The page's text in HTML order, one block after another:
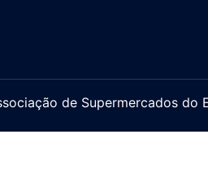
de Supermercados